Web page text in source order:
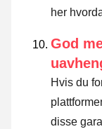
her
God
Hvis du
disse